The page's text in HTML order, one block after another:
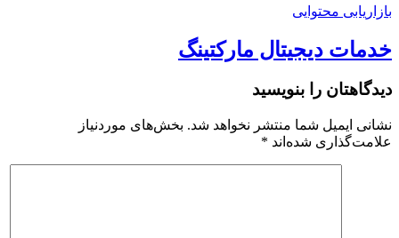
بازاریابی محتوایی
خدمات دیجیتال مارکتینگ
دیدگاهتان را بنویسید
نشانی ایمیل شما منتشر نخواهد شد. بخش‌های موردنیاز
علامت‌گذاری شده‌اند *